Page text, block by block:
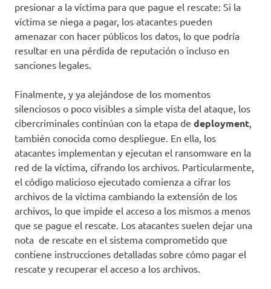
presionar a la víctima para que pague el rescate: Si la
víctima se niega a pagar, los atacantes pueden
amenazar con hacer públicos los datos, lo que podría
resultar en una pérdida de reputación o incluso en
sanciones legales.
Finalmente, y ya alejándose de los momentos
silenciosos o poco visibles a simple vista del ataque, los
cibercriminales continúan con la etapa de deployment,
también conocida como despliegue. En ella, los
atacantes implementan y ejecutan el ransomware en la
red de la víctima, cifrando los archivos. Particularmente,
el código malicioso ejecutado comienza a cifrar los
archivos de la víctima cambiando la extensión de los
archivos, lo que impide el acceso a los mismos a menos
que se pague el rescate. Los atacantes suelen dejar una
nota de rescate en el sistema comprometido que
contiene instrucciones detalladas sobre cómo pagar el
rescate y recuperar el acceso a los archivos.